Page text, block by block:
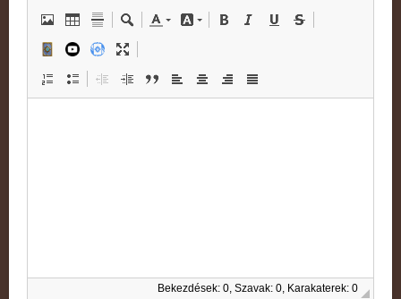
Bekezdések: 0, Szavak: 0, Karakaterek: 0